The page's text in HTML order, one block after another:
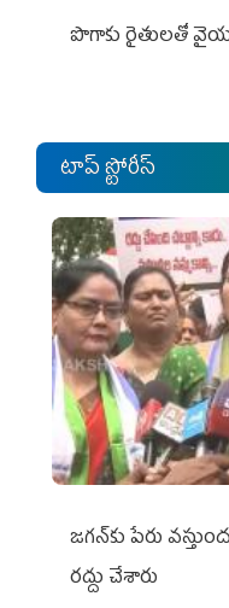
పొగాకు రైతుల‌తో
టాప్ స్టోరీస్
జగన్‌కు పేరు
రద్దు చేశారు